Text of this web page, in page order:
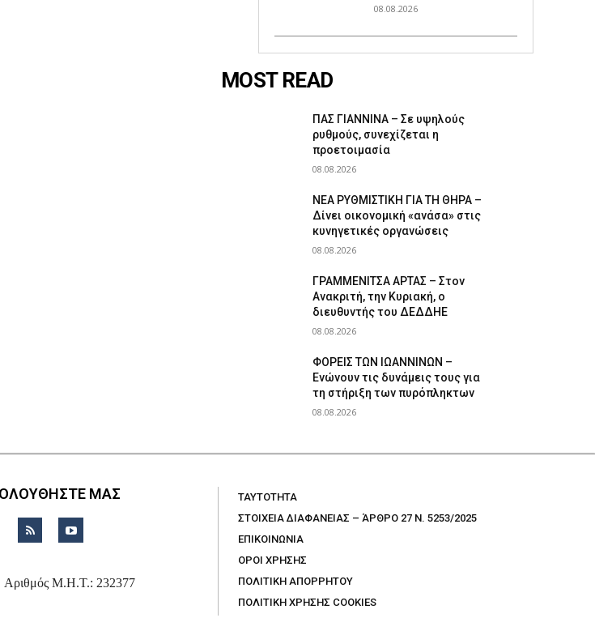
08.08.2026
MOST READ
ΠΑΣ ΓΙΑΝΝΙΝΑ – Σε υψηλούς
ρυθμούς, συνεχίζεται η
προετοιμασία
08.08.2026
ΝΕΑ ΡΥΘΜΙΣΤΙΚΗ ΓΙΑ ΤΗ ΘΗΡΑ –
Δίνει οικονομική «ανάσα» στις
κυνηγετικές οργανώσεις
08.08.2026
ΓΡΑΜΜΕΝΙΤΣΑ ΑΡΤΑΣ – Στον
Ανακριτή, την Κυριακή, ο
διευθυντής του ΔΕΔΔΗΕ
08.08.2026
ΦΟΡΕΙΣ ΤΩΝ ΙΩΑΝΝΙΝΩΝ –
Ενώνουν τις δυνάμεις τους για
τη στήριξη των πυρόπληκτων
08.08.2026
ΜΑΣ
Αριθμός Μ.Η.Τ.: 232377
TAYTOTHTA
ΣΤΟΙΧΕΙΑ ΔΙΑΦΑΝΕΙΑΣ – ΆΡΘΡΟ 27 Ν. 5253/2025
ΕΠΙΚΟΙΝΩΝΙΑ
ΟΡΟΙ ΧΡΗΣΗΣ
ΠΟΛΙΤΙΚΗ ΑΠΟΡΡΗΤΟΥ
ΠΟΛΙΤΙΚΗ ΧΡΗΣΗΣ COOKIES